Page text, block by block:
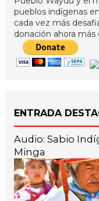
pueblos indígenas
cada vez más
donación ahora más
ENTRADA
Audio: Sabio
Minga